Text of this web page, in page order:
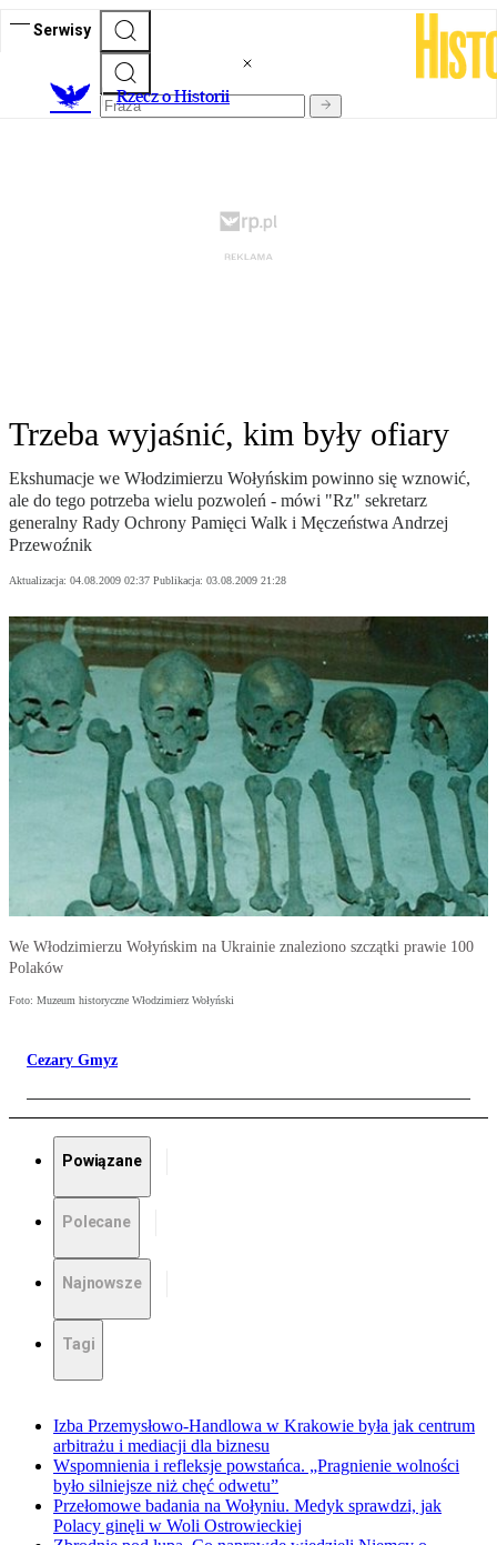
Serwisy
Rzecz o Historii
Trzeba wyjaśnić, kim były ofiary
Ekshumacje we Włodzimierzu Wołyńskim powinno się wznowić,
ale do tego potrzeba wielu pozwoleń - mówi "Rz" sekretarz
generalny Rady Ochrony Pamięci Walk i Męczeństwa Andrzej
Przewoźnik
Aktualizacja: 04.08.2009 02:37 Publikacja: 03.08.2009 21:28
We Włodzimierzu Wołyńskim na Ukrainie znaleziono szczątki prawie 100
Polaków
Foto: Muzeum historyczne Włodzimierz Wołyński
Cezary Gmyz
Powiązane
Polecane
Najnowsze
Tagi
Izba Przemysłowo-Handlowa w Krakowie była jak centrum
arbitrażu i mediacji dla biznesu
Wspomnienia i refleksje powstańca. „Pragnienie wolności
było silniejsze niż chęć odwetu”
Przełomowe badania na Wołyniu. Medyk sprawdzi, jak
Polacy ginęli w Woli Ostrowieckiej